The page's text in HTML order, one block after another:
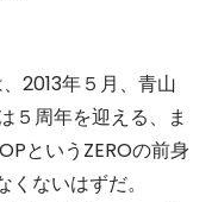
2013年５月、青山
５周年を迎える、ま
というZEROの前身
ないはずだ。